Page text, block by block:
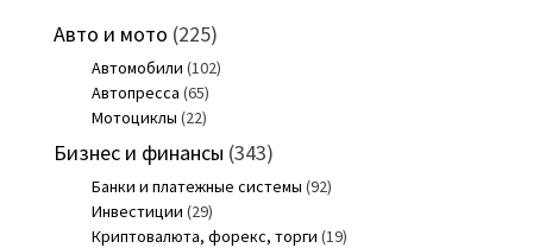
Авто и мото (225)
Автомобили (102)
Автопресса (65)
Мотоциклы (22)
Бизнес и финансы (343)
Банки и платежные системы (92)
Инвестиции (29)
Криптовалюта, форекс, торги (19)